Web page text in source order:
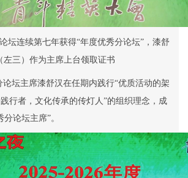
坛连续第七年获得“年度优秀分论坛”，漆舒
左三）作为主席上台领取证书
论坛主席漆舒汉在任期内践行“优质活动的架
行者，文化传承的传灯人”的组织理念，成
论坛主席”。